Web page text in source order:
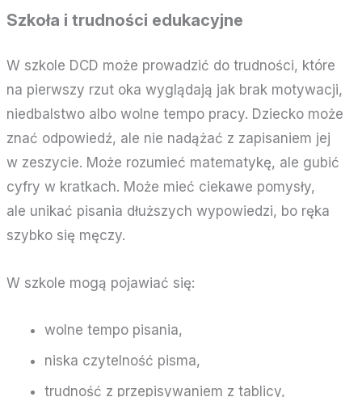
Szkoła i trudności edukacyjne
W szkole DCD może prowadzić do trudności, które
na pierwszy rzut oka wyglądają jak brak motywacji,
niedbalstwo albo wolne tempo pracy. Dziecko może
znać odpowiedź, ale nie nadążać z zapisaniem jej
w zeszycie. Może rozumieć matematykę, ale gubić
cyfry w kratkach. Może mieć ciekawe pomysły,
ale unikać pisania dłuższych wypowiedzi, bo ręka
szybko się męczy.
W szkole mogą pojawiać się:
wolne tempo pisania,
niska czytelność pisma,
trudność z przepisywaniem z tablicy,